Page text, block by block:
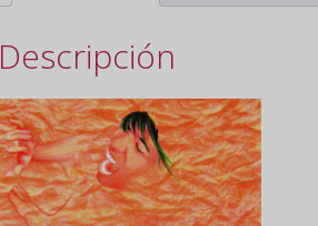
Descripción